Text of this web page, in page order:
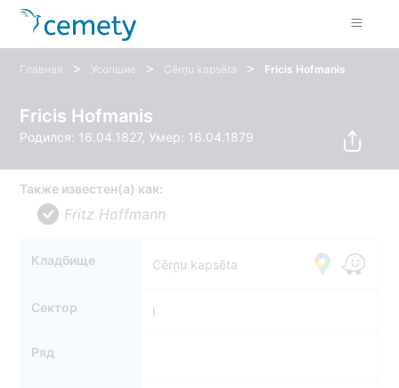
Главная > Усопшие > Cērņu kapsēta > Fricis Hofmanis
Fricis Hofmanis
Родился: 16.04.1827, Умер: 16.04.1879
Также известен(а) как:
Fritz Hoffmann
Кладбище Cērņu kapsēta
Сектор I
Ряд